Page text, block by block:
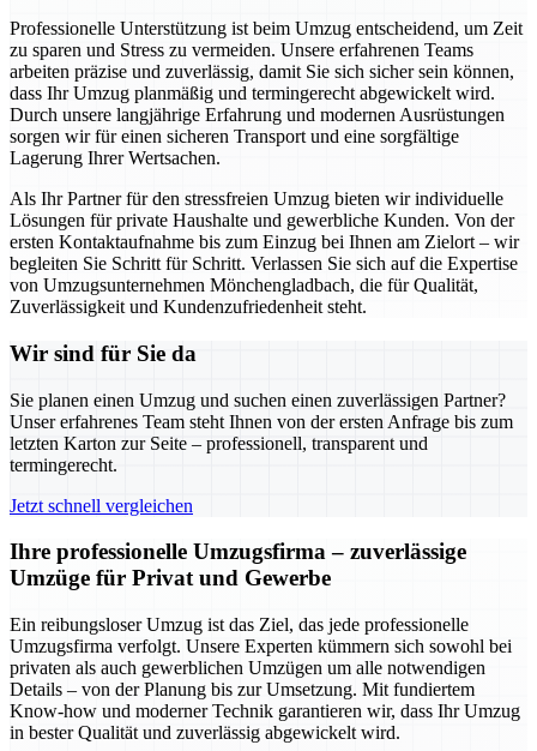
Professionelle Unterstützung ist beim Umzug entscheidend, um Zeit
zu sparen und Stress zu vermeiden. Unsere erfahrenen Teams
arbeiten präzise und zuverlässig, damit Sie sich sicher sein können,
dass Ihr Umzug planmäßig und termingerecht abgewickelt wird.
Durch unsere langjährige Erfahrung und modernen Ausrüstungen
sorgen wir für einen sicheren Transport und eine sorgfältige
Lagerung Ihrer Wertsachen.
Als Ihr Partner für den stressfreien Umzug bieten wir individuelle
Lösungen für private Haushalte und gewerbliche Kunden. Von der
ersten Kontaktaufnahme bis zum Einzug bei Ihnen am Zielort – wir
begleiten Sie Schritt für Schritt. Verlassen Sie sich auf die Expertise
von Umzugsunternehmen Mönchengladbach, die für Qualität,
Zuverlässigkeit und Kundenzufriedenheit steht.
Wir sind für Sie da
Sie planen einen Umzug und suchen einen zuverlässigen Partner?
Unser erfahrenes Team steht Ihnen von der ersten Anfrage bis zum
letzten Karton zur Seite – professionell, transparent und
termingerecht.
Jetzt schnell vergleichen
Ihre professionelle Umzugsfirma – zuverlässige
Umzüge für Privat und Gewerbe
Ein reibungsloser Umzug ist das Ziel, das jede professionelle
Umzugsfirma verfolgt. Unsere Experten kümmern sich sowohl bei
privaten als auch gewerblichen Umzügen um alle notwendigen
Details – von der Planung bis zur Umsetzung. Mit fundiertem
Know-how und moderner Technik garantieren wir, dass Ihr Umzug
in bester Qualität und zuverlässig abgewickelt wird.